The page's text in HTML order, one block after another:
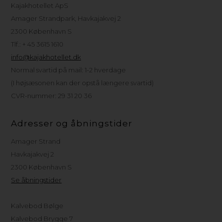
Kajakhotellet ApS
Amager Strandpark, Havkajakvej 2
2300 København S
Tlf.: + 45 3615 1610
info@kajakhotellet.dk
Normal svartid på mail: 1-2 hverdage
(I højsæsonen kan der opstå længere svartid)
CVR-nummer: 29 31 20 36
Adresser og åbningstider
Amager Strand
Havkajakvej 2
2300 København S
Se åbningstider
Kalvebod Bølge
Kalvebod Brygge 7